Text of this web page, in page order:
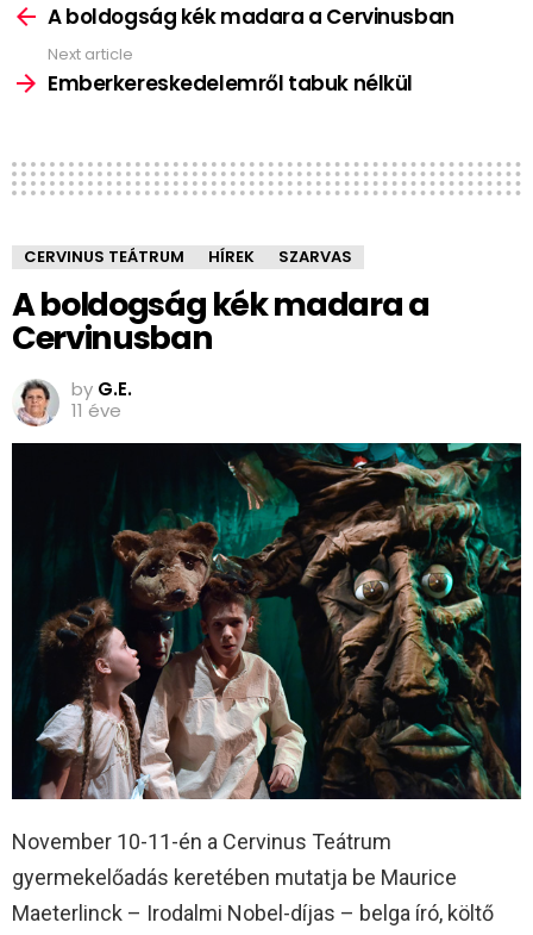
moreA boldogság kék madara a Cervinusban
Next article
Emberkereskedelemről tabuk nélkül
CERVINUS TEÁTRUM HÍREK SZARVAS
A boldogság kék madara a
Cervinusban
by G.E.
11 éve
November 10-11-én a Cervinus Teátrum
gyermekelőadás keretében mutatja be Maurice
Maeterlinck – Irodalmi Nobel-díjas – belga író, költő